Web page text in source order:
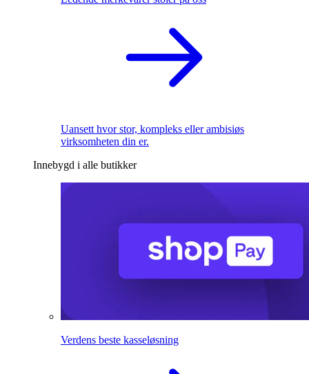
Uansett hvor stor, kompleks eller ambisiøs
virksomheten din er.
Innebygd i alle butikker
Verdens beste kasseløsning